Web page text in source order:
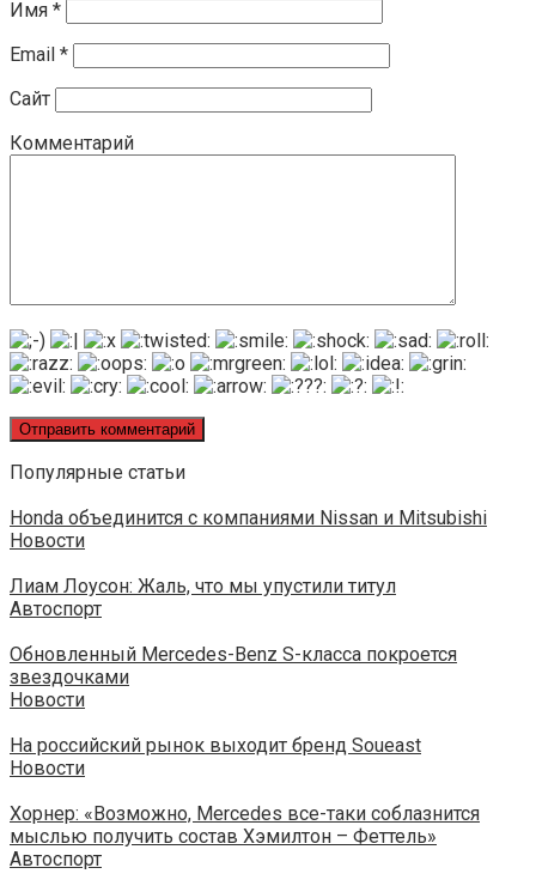
Имя *
Email *
Сайт
Комментарий
Популярные статьи
Honda объединится с компаниями Nissan и Mitsubishi
Новости
Лиам Лоусон: Жаль, что мы упустили титул
Автоспорт
Обновленный Mercedes-Benz S-класса покроется
звездочками
Новости
На российский рынок выходит бренд Soueast
Новости
Хорнер: «Возможно, Mercedes все-таки соблазнится
мыслью получить состав Хэмилтон – Феттель»
Автоспорт